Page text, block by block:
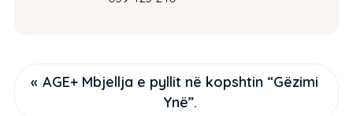
« AGE+ Mbjellja e pyllit në kopshtin “Gëzimi
Ynë”.